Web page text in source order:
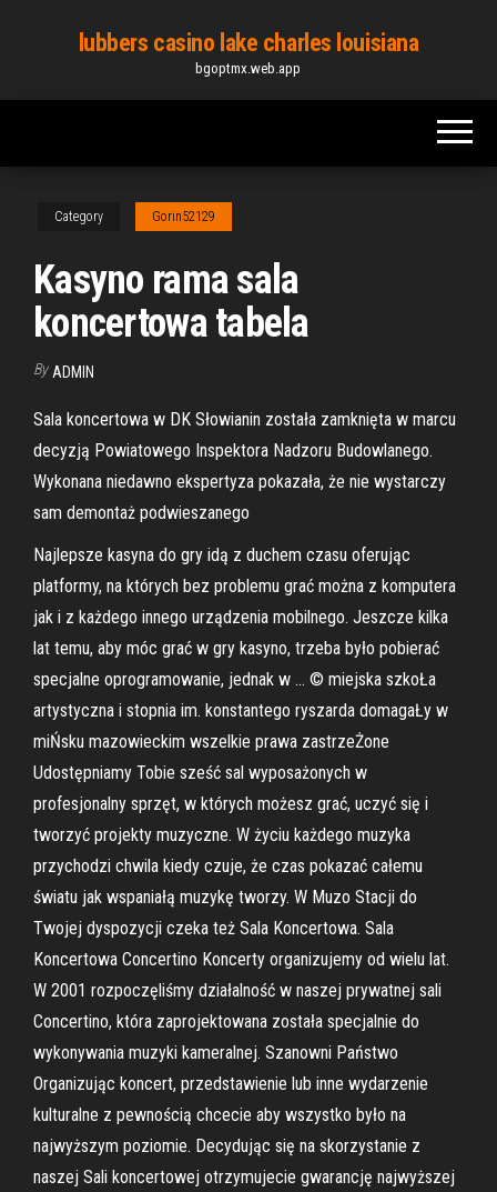
content
lubbers casino lake charles louisiana
bgoptmx.web.app
Category Gorin52129
Kasyno rama sala
koncertowa tabela
By ADMIN
Sala koncertowa w DK Słowianin została zamknięta w marcu
decyzją Powiatowego Inspektora Nadzoru Budowlanego.
Wykonana niedawno ekspertyza pokazała, że nie wystarczy
sam demontaż podwieszanego
Najlepsze kasyna do gry idą z duchem czasu oferując
platformy, na których bez problemu grać można z komputera
jak i z każdego innego urządzenia mobilnego. Jeszcze kilka
lat temu, aby móc grać w gry kasyno, trzeba było pobierać
specjalne oprogramowanie, jednak w … © miejska szkoŁa
artystyczna i stopnia im. konstantego ryszarda domagaŁy w
miŃsku mazowieckim wszelkie prawa zastrzeŻone
Udostępniamy Tobie sześć sal wyposażonych w
profesjonalny sprzęt, w których możesz grać, uczyć się i
tworzyć projekty muzyczne. W życiu każdego muzyka
przychodzi chwila kiedy czuje, że czas pokazać całemu
światu jak wspaniałą muzykę tworzy. W Muzo Stacji do
Twojej dyspozycji czeka też Sala Koncertowa. Sala
Koncertowa Concertino Koncerty organizujemy od wielu lat.
W 2001 rozpoczęliśmy działalność w naszej prywatnej sali
Concertino, która zaprojektowana została specjalnie do
wykonywania muzyki kameralnej. Szanowni Państwo
Organizując koncert, przedstawienie lub inne wydarzenie
kulturalne z pewnością chcecie aby wszystko było na
najwyższym poziomie. Decydując się na skorzystanie z
naszej Sali koncertowej otrzymujecie gwarancję najwyższej